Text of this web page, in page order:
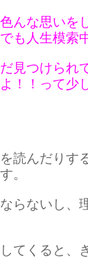
色んな思いを
も人生模索
見つけられ
！！って少
読んだりす
。
らないし、
てくると、